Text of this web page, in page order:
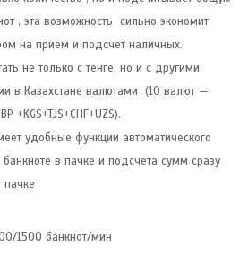
, эта возможность сильно экономит
на прием и подсчет наличных.
не только с тенге, но и с другими
в Казахстане валютами (10 валют —
+KGS+TJS+CHF+UZS).
удобные функции автоматического
в пачке и подсчета сумм сразу
пачке
1500 банкнот/мин